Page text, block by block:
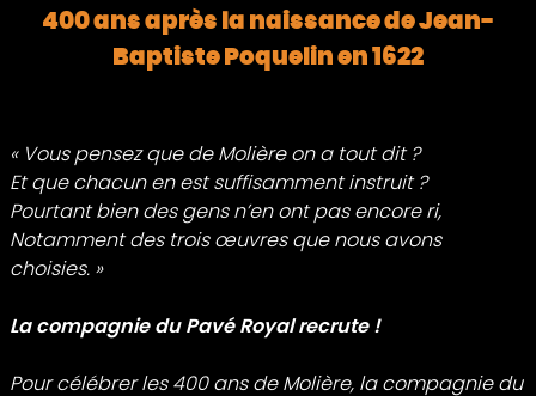
400 ans après la naissance de Jean-
Baptiste Poquelin en 1622
« Vous pensez que de Molière on a tout dit ?
Et que chacun en est suffisamment instruit ?
Pourtant bien des gens n’en ont pas encore ri,
Notamment des trois œuvres que nous avons
choisies. »
La compagnie du Pavé Royal recrute !
Pour célébrer les 400 ans de Molière, la compagnie du